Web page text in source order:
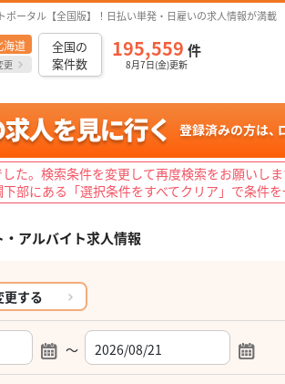
ータル【全国版】！日払い単発・日雇いの求人情報が満載
海道
更
全国の
案件数
195,559 件
8月7日(金)更新
た。検索条件を変更して再度検索をお願いしま
部にある「選択条件をすべてクリア」で条件を
・アルバイト求人情報
更する
～